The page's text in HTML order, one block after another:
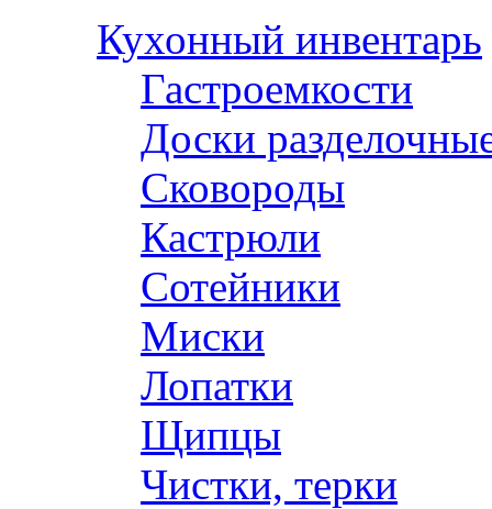
Кухонный инвентарь
Гастроемкости
Доски
Сковороды
Кастрюли
Сотейники
Миски
Лопатки
Щипцы
Чистки, терки